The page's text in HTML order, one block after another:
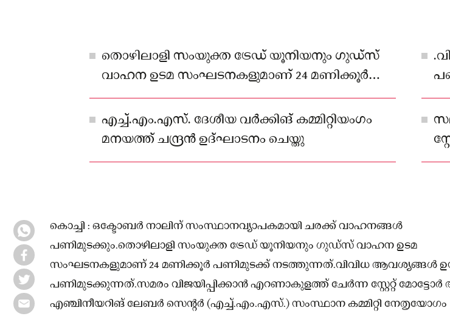
തൊഴിലാളി സംയുക്ത ട്രേഡ് യൂനിയനും ഗുഡ്സ്
വാഹന ഉടമ സംഘടനകളുമാണ് 24 മണിക്കൂർ
പണിമുടക്ക്
എച്ച്‌.എം.എസ്. ദേശീയ വർക്കിങ് കമ്മിറ്റിയംഗം
മനയത്ത് ചന്ദ്രൻ ഉദ്ഘാടനം ചെയ്തു
കൊച്ചി : ഒക്ടോബർ നാലിന് സംസ്ഥാനവ്യാപകമായി ചരക്ക് വാഹനങ്ങള്‍
പണിമുടക്കും.തൊഴിലാളി സംയുക്ത ട്രേഡ് യൂനിയനും ഗുഡ്സ് വാഹന ഉടമ
സംഘടനകളുമാണ് 24 മണിക്കൂർ പണിമുടക്ക് നടത്തുന്നത്.വിവിധ ആവശ്യങ്ങള്‍
പണിമുടക്കുന്നത്.സമരം വിജയിപ്പിക്കാൻ എറണാകുളത്ത് ചേർന്ന സ്റ്റേറ്റ്
എഞ്ചിനീയറിങ് ലേബർ സെന്റർ (എച്ച്‌.എം.എസ്.) സംസ്ഥാന കമ്മിറ്റി നേതൃയോഗം